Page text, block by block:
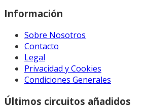
Información
Sobre Nosotros
Contacto
Legal
Privacidad y Cookies
Condiciones Generales
Últimos circuitos añadidos